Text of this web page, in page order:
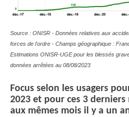
Source : ONISR - Données relatives aux
forces de l'ordre - Champs géographique :
Estimations ONISR-UGE pour les blessés
données arrêtées au 08/08/2023
Focus selon les usagers
2023 et pour ces 3
aux mêmes mois il y a un